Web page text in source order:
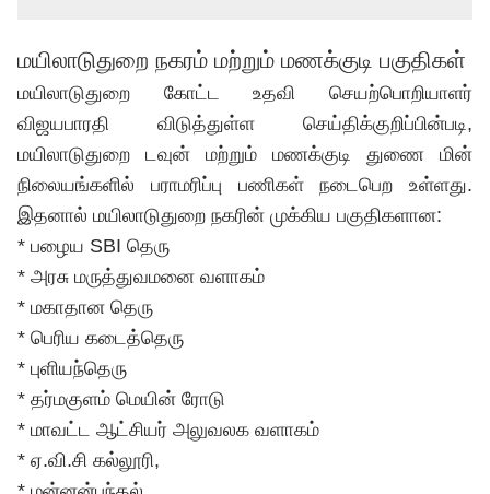
மயிலாடுதுறை நகரம் மற்றும் மணக்குடி பகுதிகள்
மயிலாடுதுறை கோட்ட உதவி செயற்பொறியாளர்
விஜயபாரதி விடுத்துள்ள செய்திக்குறிப்பின்படி,
மயிலாடுதுறை டவுன் மற்றும் மணக்குடி துணை மின்
நிலையங்களில் பராமரிப்பு பணிகள் நடைபெற உள்ளது.
இதனால் மயிலாடுதுறை நகரின் முக்கிய பகுதிகளான:
* பழைய SBI தெரு
* அரசு மருத்துவமனை வளாகம்
* மகாதான தெரு
* பெரிய கடைத்தெரு
* புளியந்தெரு
* தர்மகுளம் மெயின் ரோடு
* மாவட்ட ஆட்சியர் அலுவலக வளாகம்
* ஏ.வி.சி கல்லூரி,